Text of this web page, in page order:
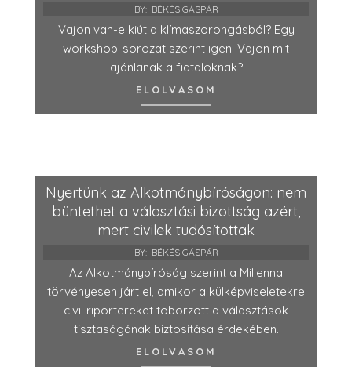
BY: BÉKÉS GÁSPÁR
Vajon van-e kiút a klímaszorongásból? Egy
workshop-sorozat szerint igen. Vajon mit
ajánlanak a fiataloknak?
ELOLVASOM
Nyertünk az Alkotmánybíróságon: nem
büntethet a választási bizottság azért,
mert civilek tudósítottak
BY: BÉKÉS GÁSPÁR
Az Alkotmánybíróság szerint a Millenna
törvényesen járt el, amikor a külképviseletekre
civil riportereket toborzott a választások
tisztaságának biztosítása érdekében.
ELOLVASOM